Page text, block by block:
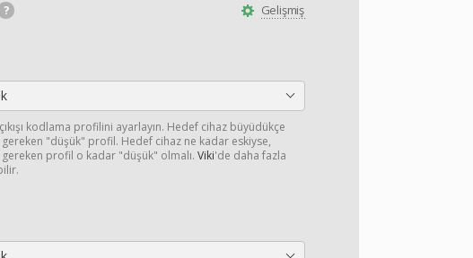
Gelişmiş
kodlama profilini ayarlayın. Hedef cihaz büyüdükçe
gereken "düşük" profil. Hedef cihaz ne kadar eskiyse,
gereken profil o kadar "düşük" olmalı. Viki'de daha fazla